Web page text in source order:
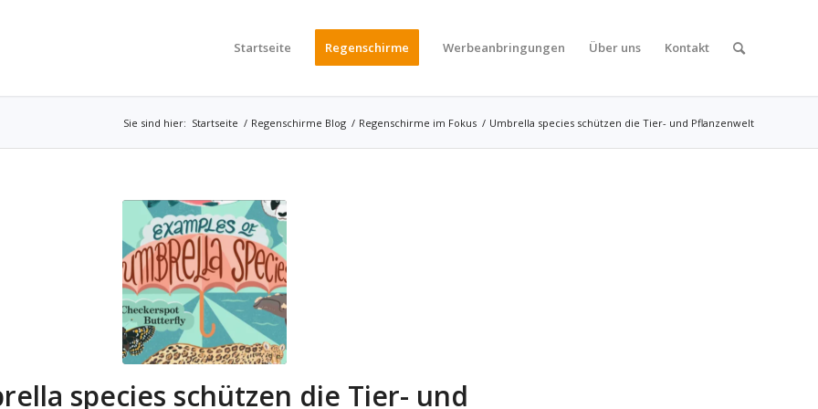
Startseite Regenschirme Werbeanbringungen Über uns Kontakt
Sie sind hier: Startseite / Regenschirme Blog / Regenschirme im Fokus / Umbrella species schützen die Tier- und Pflanzenwelt
species schützen die Tier- und